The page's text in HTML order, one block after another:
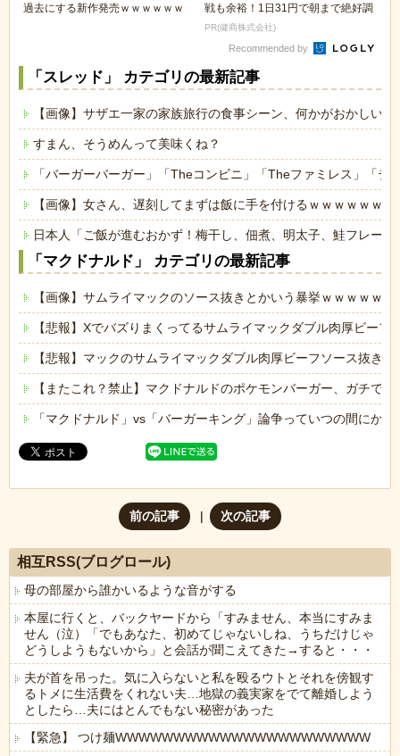
過去にする新作発売ｗｗｗｗｗｗ
戦も余裕！1日31円で朝まで絶好調
PR(健商株式会社)
Recommended by
「スレッド」 カテゴリの最新記事
【画像】サザエ一家の家族旅行の食事シーン、何かがおかしいｗ
すまん、そうめんって美味くね？
「バーガーバーガー」「Theコンビニ」「Theファミレス」「テ
【画像】女さん、遅刻してまずは飯に手を付けるｗｗｗｗｗｗ
日本人「ご飯が進むおかず！梅干し、佃煮、明太子、鮭フレー
「マクドナルド」 カテゴリの最新記事
【画像】サムライマックのソース抜きとかいう暴挙ｗｗｗｗｗｗ
【悲報】Xでバズりまくってるサムライマックダブル肉厚ビー
【悲報】マックのサムライマックダブル肉厚ビーフソース抜き
【またこれ？禁止】マクドナルドのポケモンバーガー、ガチで美
「マクドナルド」vs「バーガーキング」論争っていつの間にか
前の記事 次の記事
相互RSS(ブログロール)
母の部屋から誰かいるような音がする
本屋に行くと、バックヤードから「すみません、本当にすみま
せん（泣）「でもあなた、初めてじゃないしね、うちだけじゃ
どうしようもないから」と会話が聞こえてきた→すると・・・
夫が首を吊った。気に入らないと私を殴るウトとそれを傍観す
るトメに生活費をくれない夫…地獄の義実家をでて離婚しよう
としたら…夫にはとんでもない秘密があった
【緊急】 つけ麺WWWWWWWWWWWWWWWWWWWWWW